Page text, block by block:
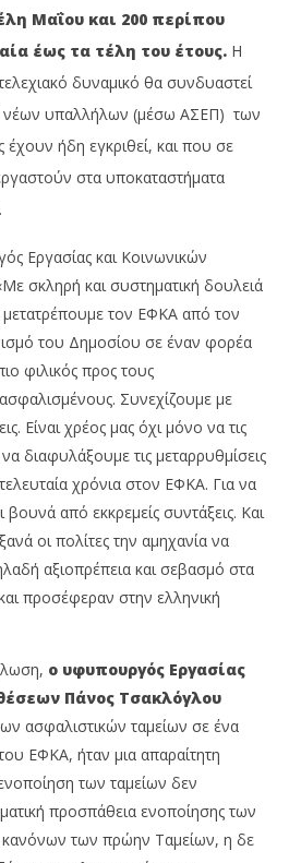
Μαΐου και 200 περίπου
έως τα τέλη του έτους. Η
δυναμικό θα συνδυαστεί
νέων υπαλλήλων (μέσω ΑΣΕΠ) των
ήδη εγκριθεί, και που σε
στα υποκαταστήματα
Εργασίας και Κοινωνικών
σκληρή και συστηματική δουλειά
μετατρέπουμε τον ΕΦΚΑ από τον
του Δημοσίου σε έναν φορέα
φιλικός προς τους
Συνεχίζουμε με
Είναι χρέος μας όχι μόνο να τις
διαφυλάξουμε τις μεταρρυθμίσεις
χρόνια στον ΕΦΚΑ. Για να
από εκκρεμείς συντάξεις. Και
οι πολίτες την αμηχανία να
αξιοπρέπεια και σεβασμό στα
προσέφεραν στην ελληνική
ο υφυπουργός Εργασίας
Πάνος Τσακλόγλου
ασφαλιστικών ταμείων σε ένα
ΕΦΚΑ, ήταν μια απαραίτητη
των ταμείων δεν
προσπάθεια ενοποίησης των
των πρώην Ταμείων, η δε